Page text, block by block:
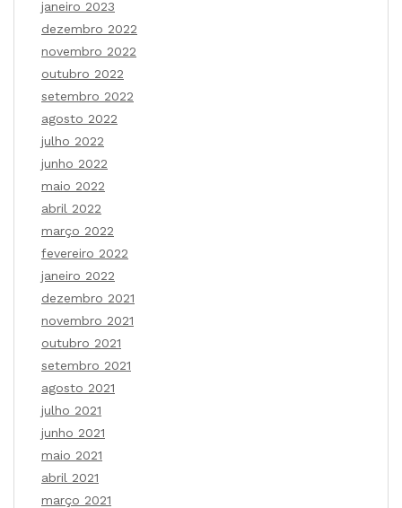
janeiro 2023
dezembro 2022
novembro 2022
outubro 2022
setembro 2022
agosto 2022
julho 2022
junho 2022
maio 2022
abril 2022
março 2022
fevereiro 2022
janeiro 2022
dezembro 2021
novembro 2021
outubro 2021
setembro 2021
agosto 2021
julho 2021
junho 2021
maio 2021
abril 2021
março 2021